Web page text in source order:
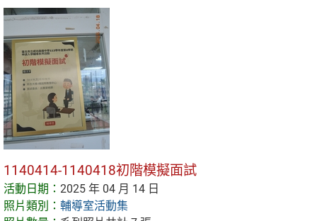
1140414-1140418初階模擬面試
活動日期： 2025 年 04 月 14 日
照片類別： 輔導室活動集